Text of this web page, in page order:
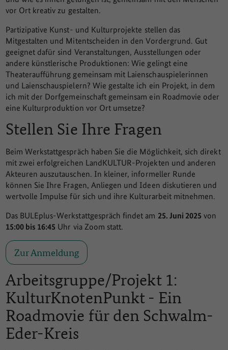
vor Ort kreativ zu gestalten.
Partizipative Kunst- und Kulturprojekte stellen das
Mitgestalten und Mitentscheiden in den Vordergrund. Gut
geeignet dafür sind Veranstaltungen, Ausstellungen oder
andere künstlerische Produktionen: Wie gelingt eine
Theateraufführung gemeinsam mit Laienschauspielerinnen
und Laienschauspielern? Wie gestalte ich ein Projekt, in dem
ich mit der Dorfgemeinschaft gemeinsam ein Roadmovie oder
eine Kulturproduktion vor Ort umsetze?
Stellen Sie Ihre Fragen
Beim Werkstattgespräch haben Sie die Möglichkeit, sich direkt
mit zwei erfolgreichen LandKULTUR-Projekten und anderen
Akteuren auszutauschen. In kleiner, informeller Runde
können Sie Ihre Fragen, Anliegen und Ideen diskutieren und
wertvolle Impulse für sich und ihre Kulturarbeit mitnehmen.
Das BULEplus-Werkstattgespräch findet am 25. Juni 2025 von
15:00 bis 16:45 Uhr via Zoom statt.
Zur Anmeldung
Arbeitsgruppe/Projekt 1:
KulturKnotenPunkt - Ein
Roadmovie für den Schwalm-
Eder-Kreis